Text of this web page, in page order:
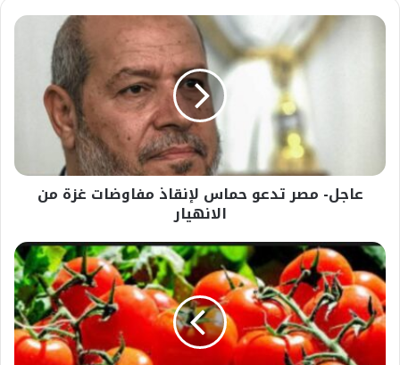
عاجل-
الانهيار
عاجل- مصر تدعو حماس لإنقاذ مفاوضات غزة من
الانهيار
عاجل
ـ
الحكومة
تتدخل
لخفض
أسعار